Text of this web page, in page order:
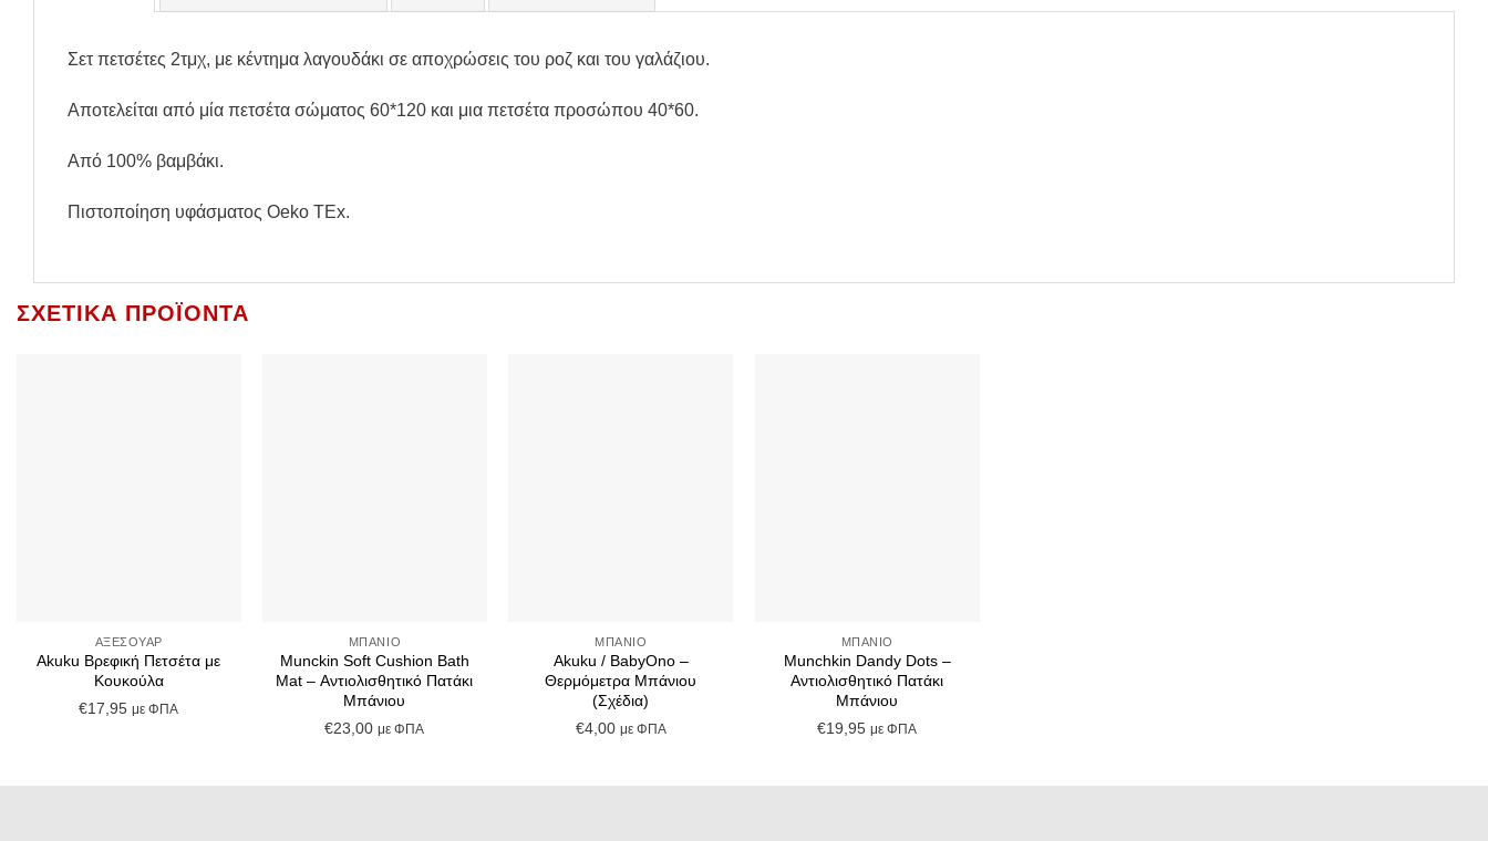
Σετ πετσέτες 2τμχ, με κέντημα λαγουδάκι σε αποχρώσεις του ροζ και του γαλάζιου.
Αποτελείται από μία πετσέτα σώματος 60*120 και μια πετσέτα προσώπου 40*60.
Από 100% βαμβάκι.
Πιστοποίηση υφάσματος Oeko TEx.
ΣΧΕΤΙΚΆ ΠΡΟΪΌΝΤΑ
ΑΞΕΣΟΥΆΡ
Akuku Βρεφική Πετσέτα με
Κουκούλα
€17,95 με ΦΠΑ
ΜΠΆΝΙΟ
Munckin Soft Cushion Bath
Mat – Αντιολισθητικό Πατάκι
Μπάνιου
€23,00 με ΦΠΑ
ΜΠΆΝΙΟ
Akuku / BabyOno –
Θερμόμετρα Μπάνιου
(Σχέδια)
€4,00 με ΦΠΑ
ΜΠΆΝΙΟ
Munchkin Dandy Dots –
Αντιολισθητικό Πατάκι
Μπάνιου
€19,95 με ΦΠΑ